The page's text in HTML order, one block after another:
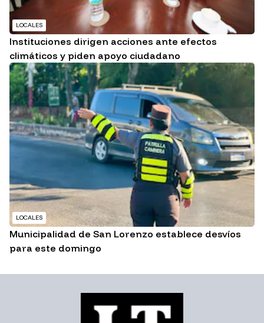
LOCALES
Instituciones dirigen acciones ante efectos
climáticos y piden apoyo ciudadano
LOCALES
Municipalidad de San Lorenzo establece desvíos
para este domingo